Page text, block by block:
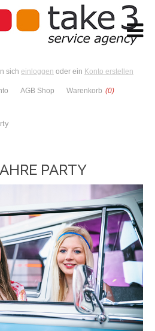
sich einloggen oder ein Konto erstellen
AGB Shop Warenkorb (0)
PARTY